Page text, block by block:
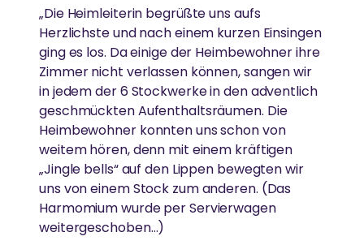
AUSZEICHNUNGEN
Amma ist international für ihr Wirken und ihre
Weisheit anerkannt.
Das Amma-Zentrum befindet sich in einer ruhigen
Seitenstraße in München-Bogenhausen und ist gut
mit dem MVV zu erreichen.
Gleichgewichts der Natur
FORSCHUNG
Einsatz von Technologie, um das Leben von
Menschen in Armut zu verbessern
GESUNDHEITSVERSORGUNG
„Unsere Bemühungen, Hass und
Gleichgültigkeit aus der Welt zu schaffen,
beginnen damit, sie aus unserem eigenen
Geist zu entfernen“
-Amma
Bildung
Gesundheitsfürsorge
Gleichstellung der Geschlechter
Umweltschutz
Katastrophenhilfe
Essen, Wasser & Obdach
Forschung
„Die Heimleiterin begrüßte uns aufs
Herzlichste und nach einem kurzen Einsingen
ging es los. Da einige der Heimbewohner ihre
Zimmer nicht verlassen können, sangen wir
in jedem der 6 Stockwerke in den adventlich
geschmückten Aufenthaltsräumen. Die
Heimbewohner konnten uns schon von
weitem hören, denn mit einem kräftigen
„Jingle bells“ auf den Lippen bewegten wir
uns von einem Stock zum anderen. (Das
Harmomium wurde per Servierwagen
weitergeschoben…)